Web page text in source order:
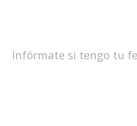
Infórmate si tengo tu